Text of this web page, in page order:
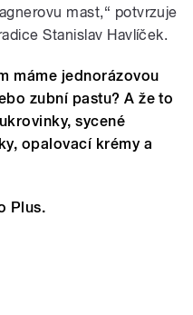
mast,“ potvrzuje
Stanislav Havlíček.
máme jednorázovou
zubní pastu? A že to
sycené
opalovací krémy a
Plus.